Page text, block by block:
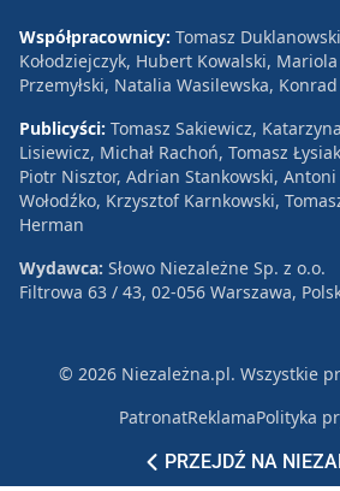
PRZEJDŹ NA
Współpracownicy: Tomasz
Kołodziejczyk, Hubert Kowalski, Mariola
Przemyłski, Natalia Wasilewska,
Publicyści: Tomasz Sakiewicz,
Lisiewicz, Michał Rachoń, Tomasz
Piotr Nisztor, Adrian Stankowski,
Wołodźko, Krzysztof Karnkowski,
Herman
Wydawca: Słowo Niezależne Sp. z o.o.
Filtrowa 63 / 43, 02-056 Warszawa,
© 2026 Niezależna.pl. Wszystkie
PatronatReklamaPolityka